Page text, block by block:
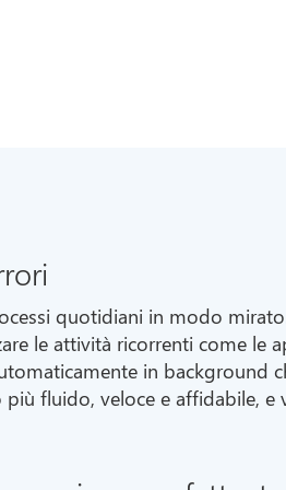
quotidiani in modo
le attività ricorrenti come le
in background
fluido, veloce e affidabile, e